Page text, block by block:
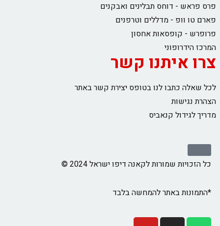
פרס פראש - דוחס תבלינים ואבקנים
פארם טו וופ - מדללים וטרפנים
פרופרש - קופסאות אחסון
המרכז הידרופוני
צרו איתנו קשר
לכל שאלה כתבו לנו בטופס יצירת קשר באתר
הצהרת נגישות
מדריך לגידול קנאביס
כל הזכויות שמורות לקאנה דיפו ישראל 2024 ©
*התמונות באתר להמחשה בלבד